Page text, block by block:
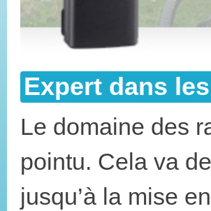
Expert dans
Le domaine des
pointu. Cela va
jusqu’à la mise